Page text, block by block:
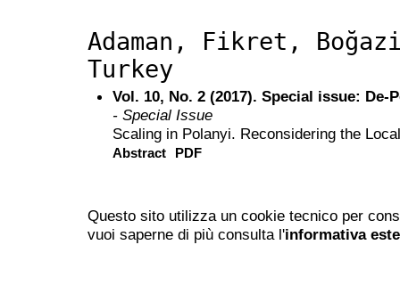
Adaman, Fikret,
Turkey
Vol. 10, No. 2 (2017). Special issue:
- Special Issue
Scaling in Polanyi. Reconsidering the
Abstract PDF
Questo sito utilizza un cookie tecnico per
vuoi saperne di più consulta l'informativa